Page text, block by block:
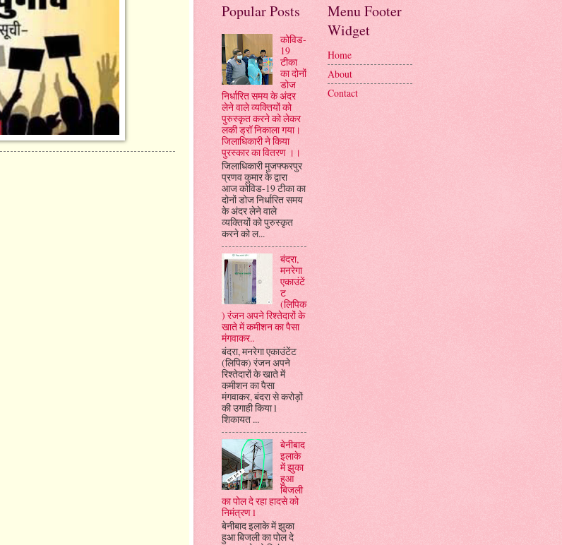
Popular Posts
कोविड-
19
टीका
का दोनों
डोज
निर्धारित समय के अंदर
लेने वाले व्यक्तियों को
पुरुस्कृत करने को लेकर
लकी ड्रॉ निकाला गया।
जिलाधिकारी ने किया
पुरस्कार का वितरण ।।
जिलाधिकारी मुजफ्फरपुर
प्रणव कुमार के द्वारा
आज कोविड-19 टीका का
दोनों डोज निर्धारित समय
के अंदर लेने वाले
व्यक्तियों को पुरुस्कृत
करने को ल...
बंदरा,
मनरेगा
एकाउंटें
ट
(लिपिक
) रंजन अपने रिश्तेदारों के
खाते में कमीशन का पैसा
मंगवाकर..
बंदरा, मनरेगा एकाउंटेंट
(लिपिक) रंजन अपने
रिश्तेदारों के खाते में
कमीशन का पैसा
मंगवाकर, बंदरा से करोड़ों
की उगाही किया l
शिकायत ...
बेनीबाद
इलाके
में झुका
हुआ
बिजली
का पोल दे रहा हादसे को
निमंत्रण l
बेनीबाद इलाके में झुका
हुआ बिजली का पोल दे
Menu Footer
Widget
Home
About
Contact